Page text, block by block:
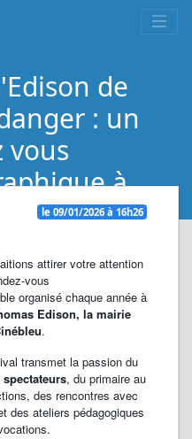
de
: un
vous
à
le 09/01/2026 à 16h26
attirer votre attention
vous
organisé chaque année à
Edison, la mairie
.
transmet la passion du
spectateurs, du primaire au
des rencontres avec
des ateliers pédagogiques